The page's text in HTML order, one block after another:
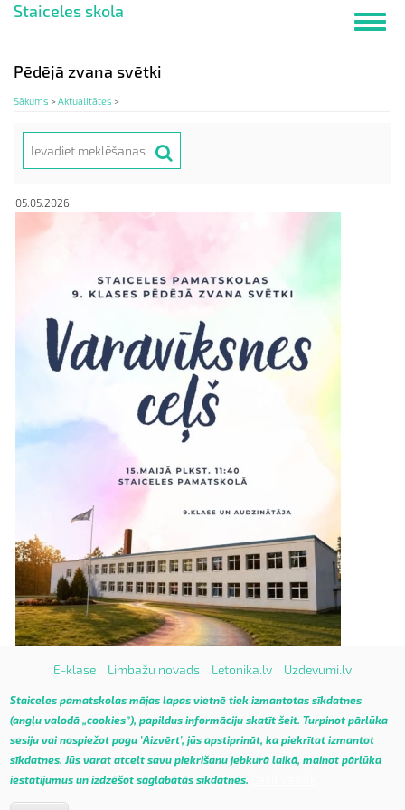
Pārlekt
saturu
Staiceles skola
Pēdējā zvana svētki
Sākums >Aktualitātes >
Search
05.05.2026
E-klase Limbažu novads Letonika.lv
Uzdevumi.lv
Vietnes karte
Staiceles pamatskolas mājas lapas vietnē tiek izmantotas sīkdatnes
(angļu valodā „cookies”), papildus informāciju skatītšeit. Turpinot pārlūka
sesiju vai nospiežot pogu 'Aizvērt', jūs apstiprināt, ka piekrītat izmantot
sīkdatnes. Jūs varat atcelt savu piekrišanu jebkurā laikā, mainot pārlūka
iestatījumus un izdzēšot saglabātās sīkdatnes.